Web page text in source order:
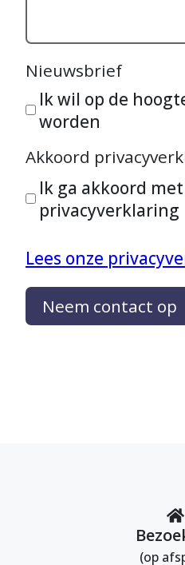
Nieuwsbrief
Ik wil op de
worden
Akkoord
Ik ga akkoord
privacyverklaring
Lees onze
Neem contact op
(op